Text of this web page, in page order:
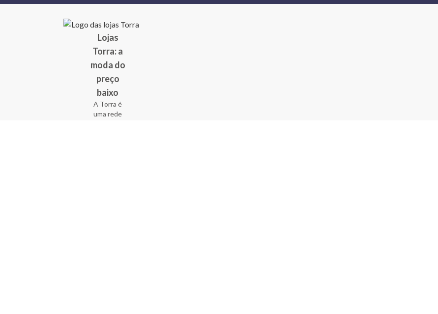
Lojas
Torra: a
moda do
preço
baixo
A Torra é
uma rede